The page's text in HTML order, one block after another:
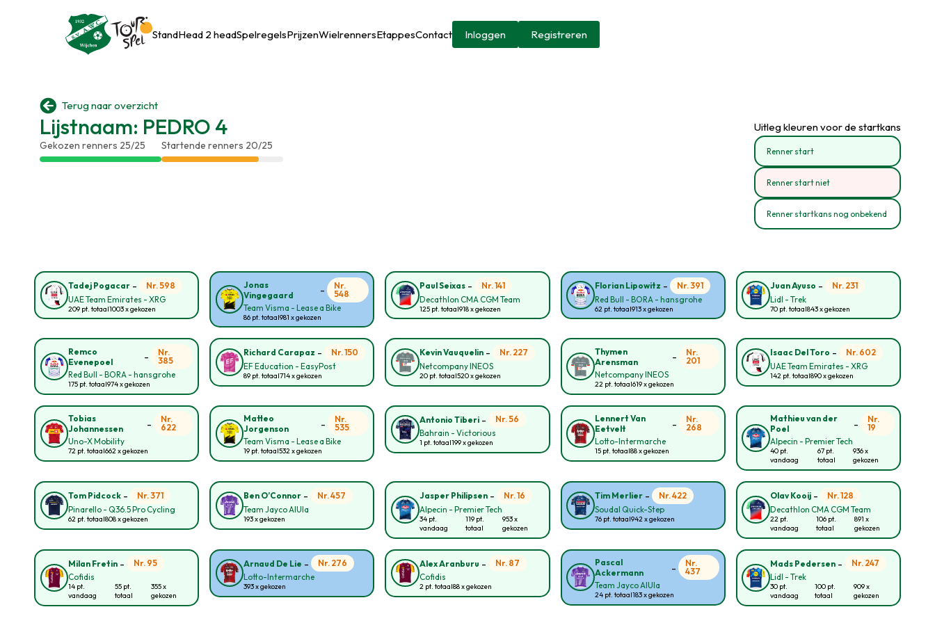
StandHead 2 headSpelregelsPrijzenWielrennersEtappesContact Inloggen Registreren
 Terug naar overzicht
Lijstnaam: PEDRO 4
Gekozen renners 25/25 Startende renners 20/25
Uitleg kleuren voor de startkans
Renner start
Renner start niet
Renner startkans nog onbekend
Tadej Pogacar -
Nr. 598
UAE Team Emirates - XRG
209 pt. totaal1003 x gekozen
Jonas
Vingegaard
-
Nr.
548
Team Visma - Lease a Bike
86 pt. totaal981 x gekozen
Paul Seixas-
Nr. 141
Decathlon CMA CGM Team
125 pt. totaal918 x gekozen
Florian Lipowitz -
Nr. 391
Red Bull - BORA - hansgrohe
62 pt. totaal913 x gekozen
Juan Ayuso -
Nr. 231
Lidl - Trek
70 pt. totaal843 x gekozen
Remco
Evenepoel
-
Nr.
385
Red Bull - BORA - hansgrohe
175 pt. totaal974 x gekozen
Richard Carapaz -
Nr. 150
EF Education - EasyPost
89 pt. totaal714 x gekozen
Kevin Vauquelin-
Nr. 227
Netcompany INEOS
20 pt. totaal520 x gekozen
Thymen
Arensman
-
Nr.
201
Netcompany INEOS
22 pt. totaal619 x gekozen
Isaac Del Toro -
Nr. 602
UAE Team Emirates - XRG
142 pt. totaal890 x gekozen
Tobias
Johannessen
-
Nr.
622
Uno-X Mobility
72 pt. totaal662 x gekozen
Matteo
Jorgenson
-
Nr.
535
Team Visma - Lease a Bike
19 pt. totaal532 x gekozen
Antonio Tiberi-
Nr. 56
Bahrain - Victorious
1 pt. totaal199 x gekozen
Lennert Van
Eetvelt
-
Nr.
268
Lotto-Intermarche
15 pt. totaal88 x gekozen
Mathieu van der
Poel
-
Nr.
19
Alpecin - Premier Tech
40 pt.
vandaag
67 pt.
totaal
936 x
gekozen
Tom Pidcock -
Nr. 371
Pinarello - Q36.5 Pro Cycling
62 pt. totaal808 x gekozen
Ben O’Connor -
Nr. 457
Team Jayco AlUla
193 x gekozen
Jasper Philipsen-
Nr. 16
Alpecin - Premier Tech
34 pt.
vandaag
119 pt.
totaal
953 x
gekozen
Tim Merlier-
Nr. 422
Soudal Quick-Step
76 pt. totaal942 x gekozen
Olav Kooij-
Nr. 128
Decathlon CMA CGM Team
22 pt.
vandaag
106 pt.
totaal
891 x
gekozen
Milan Fretin -
Nr. 95
Cofidis
14 pt.
vandaag
55 pt.
totaal
355 x
gekozen
Arnaud De Lie -
Nr. 276
Lotto-Intermarche
393 x gekozen
Alex Aranburu -
Nr. 87
Cofidis
2 pt. totaal88 x gekozen
Pascal
Ackermann
-
Nr.
437
Team Jayco AlUla
24 pt. totaal183 x gekozen
Mads Pedersen-
Nr. 247
Lidl - Trek
30 pt.
vandaag
100 pt.
totaal
909 x
gekozen